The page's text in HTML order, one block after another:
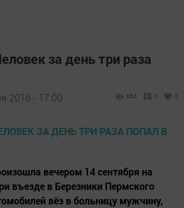
за день три раза
2016 - 17:00 864 0 0
вечером 14 сентября на
въезде в Березники Пермского
вёз в больницу мужчину,